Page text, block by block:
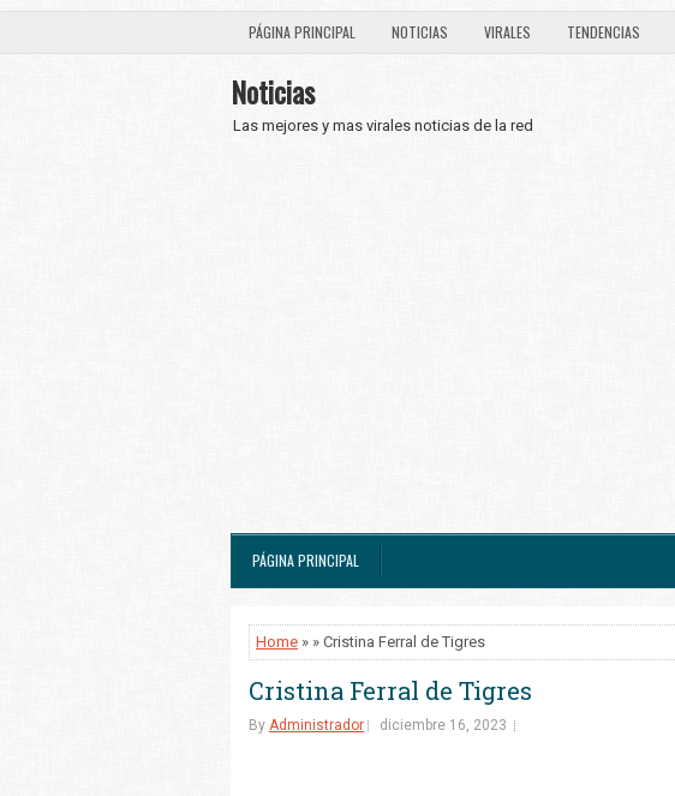
PÁGINA PRINCIPAL NOTICIAS VIRALES TENDENCIAS
Noticias
Las mejores y mas virales noticias de la red
PÁGINA PRINCIPAL
Home » » Cristina Ferral de Tigres
Cristina Ferral de Tigres
By Administrador diciembre 16, 2023